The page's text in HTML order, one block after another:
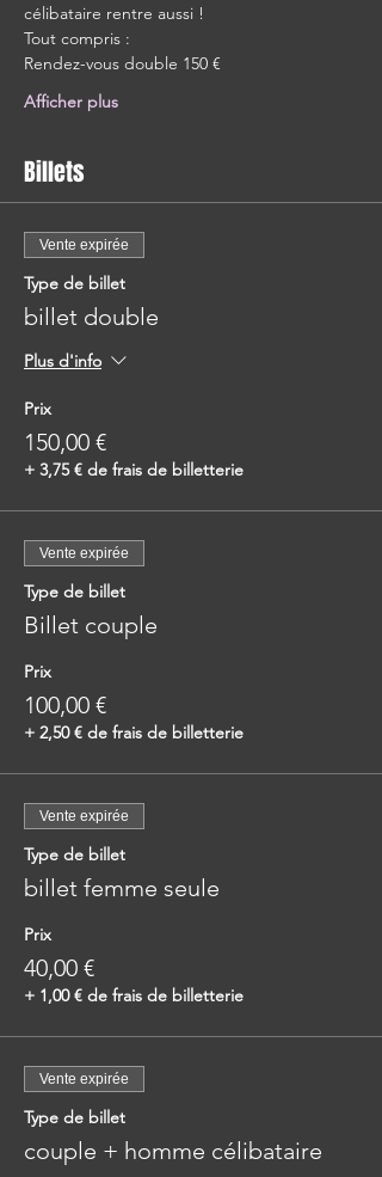
célibataire rentre aussi !
Tout compris :
Rendez-vous double 150 €
Afficher plus
Billets
Vente expirée
Type de billet
billet double
Plus d'info
Prix
150,00 €
+ 3,75 € de frais de billetterie
Vente expirée
Type de billet
Billet couple
Prix
100,00 €
+ 2,50 € de frais de billetterie
Vente expirée
Type de billet
billet femme seule
Prix
40,00 €
+ 1,00 € de frais de billetterie
Vente expirée
Type de billet
couple + homme célibataire